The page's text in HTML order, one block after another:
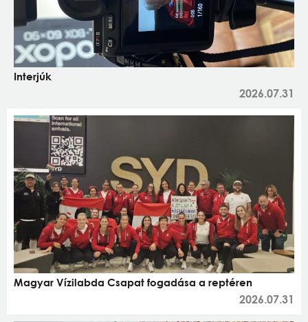
Interjúk
2026.07.31
Magyar Vízilabda Csapat fogadása a reptéren
2026.07.31